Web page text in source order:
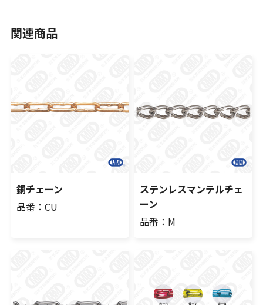
関連商品
銅チェーン
品番：CU
ステンレスマンテルチェ
ーン
品番：M